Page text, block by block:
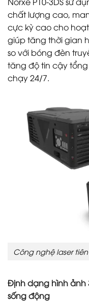
chất lượng cao,
cực kỳ cao cho
giúp tăng thời gian
so với bóng đèn
tăng độ tin cậy
chạy 24/7.
Công nghệ laser
Định dạng hình ảnh
sống động